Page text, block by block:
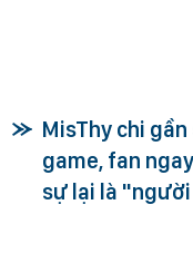
MisThy chi
game, fan
sự lại là